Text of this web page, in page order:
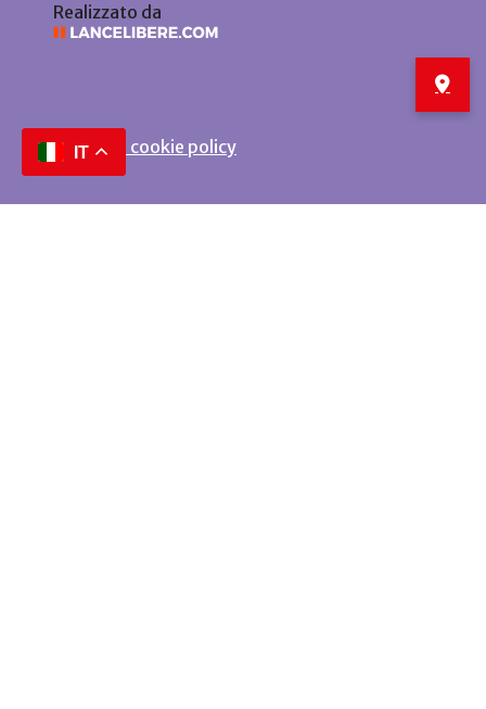
Realizzato da
Privacy e cookie policy
IT